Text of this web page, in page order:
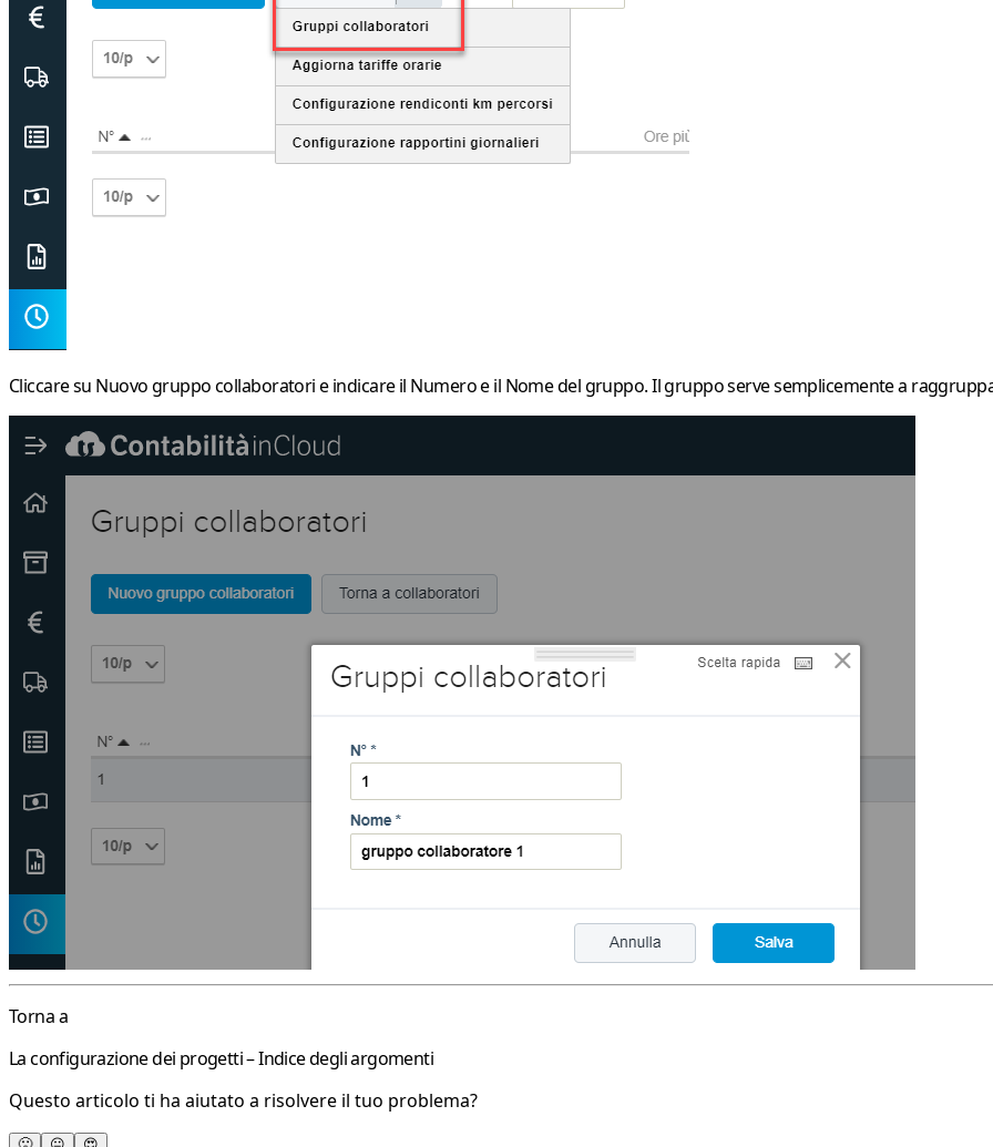
Cliccare su Nuovo gruppo collaboratorie indicare il Numero e il Nome del gruppo. Il gruppo serve semplicemente a
Torna a
La configurazione dei progetti – Indice degli argomenti
Questo articolo ti ha aiutato a risolvere il tuo problema?